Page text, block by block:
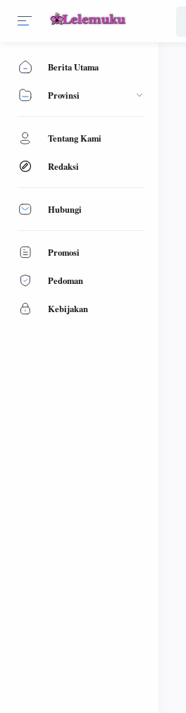
Berita Utama
Provinsi
Tentang Kami
Redaksi
Hubungi
Promosi
Pedoman
Kebijakan